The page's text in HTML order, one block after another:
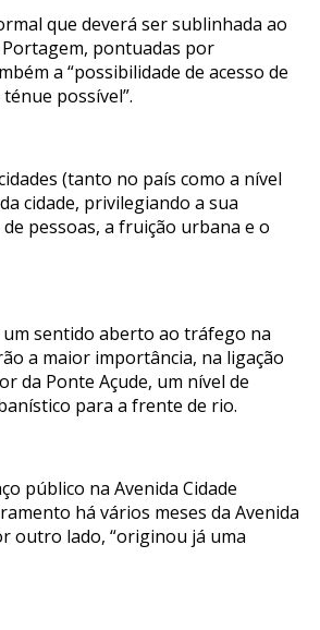
que deverá ser sublinhada ao
pontuadas por
a “possibilidade de acesso de
possível”.
(tanto no país como a nível
cidade, privilegiando a sua
pessoas, a fruição urbana e o
um sentido aberto ao tráfego na
a maior importância, na ligação
da Ponte Açude, um nível de
para a frente de rio.
público na Avenida Cidade
há vários meses da Avenida
outro lado, “originou já uma